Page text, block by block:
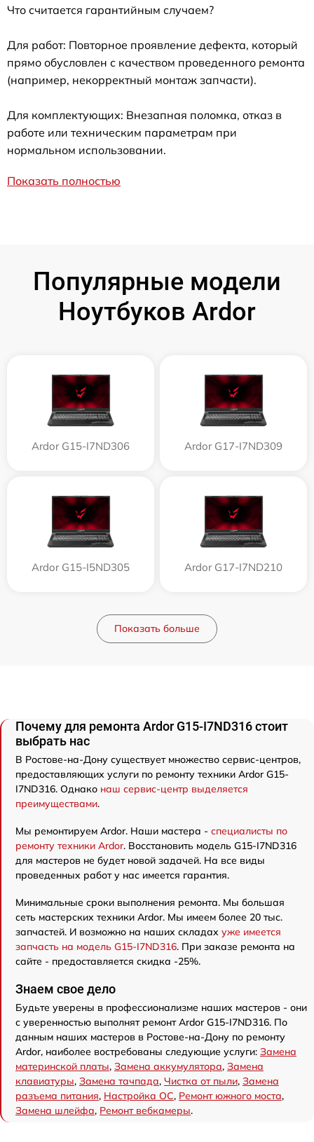
Что считается гарантийным случаем?
Для работ: Повторное проявление дефекта, который
прямо обусловлен с качеством проведенного ремонта
(например, некорректный монтаж запчасти).
Для комплектующих: Внезапная поломка, отказ в
работе или техническим параметрам при
нормальном использовании.
Показать полностью
Популярные модели
Ноутбуков Ardor
Ardor G15-I7ND306 Ardor G17-I7ND309
Ardor G15-I5ND305 Ardor G17-I7ND210
Показать больше
Почему для ремонта Ardor G15-I7ND316 стоит
выбрать нас
В Ростове-на-Дону существует множество сервис-центров,
предоставляющих услуги по ремонту техники Ardor G15-
I7ND316. Однако наш сервис-центр выделяется
преимуществами.
Мы ремонтируем Ardor. Наши мастера - специалисты по
ремонту техники Ardor. Восстановить модель G15-I7ND316
для мастеров не будет новой задачей. На все виды
проведенных работ у нас имеется гарантия.
Минимальные сроки выполнения ремонта. Мы большая
сеть мастерских техники Ardor. Мы имеем более 20 тыс.
запчастей. И возможно на наших складах уже имеется
запчасть на модель G15-I7ND316. При заказе ремонта на
сайте - предоставляется скидка -25%.
Знаем свое дело
Будьте уверены в профессионализме наших мастеров - они
с уверенностью выполнят ремонт Ardor G15-I7ND316. По
данным наших мастеров в Ростове-на-Дону по ремонту
Ardor, наиболее востребованы следующие услуги: Замена
материнской платы, Замена аккумулятора, Замена
клавиатуры, Замена тачпада, Чистка от пыли, Замена
разъема питания, Настройка ОС, Ремонт южного моста,
Замена шлейфа, Ремонт вебкамеры.